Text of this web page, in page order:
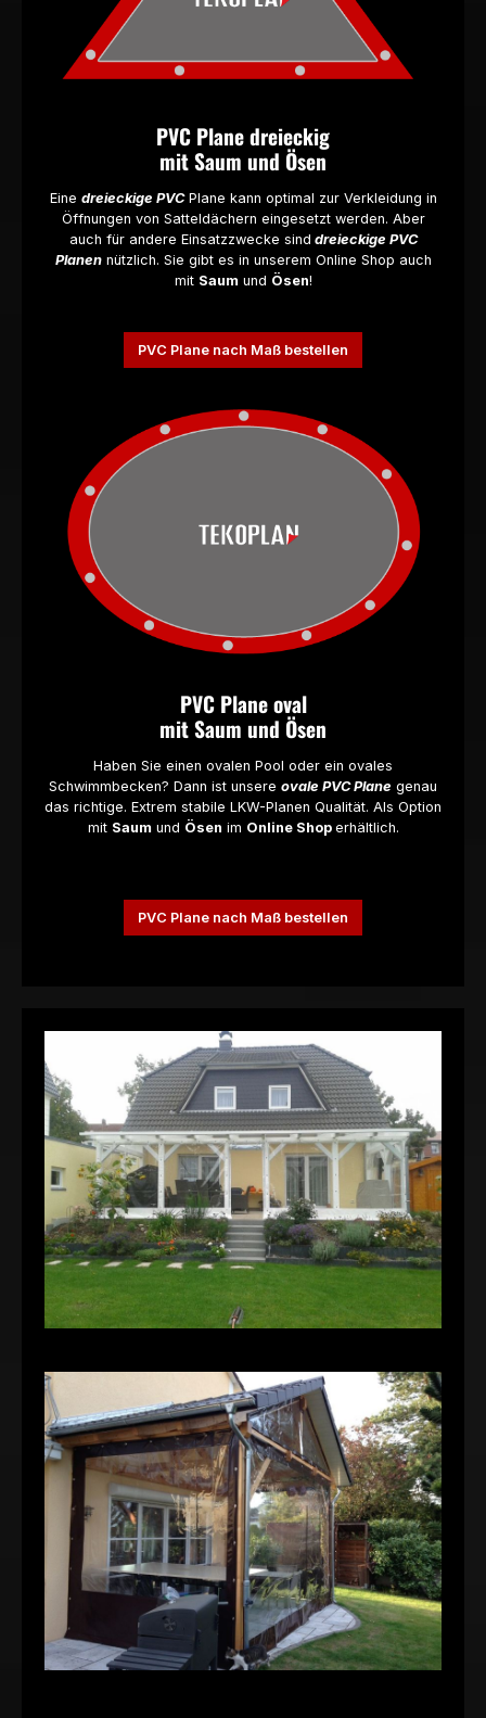
PVC Plane dreieckig
mit Saum und Ösen
Eine dreieckige PVCPlane kann optimal zur Verkleidung in
Öffnungen von Satteldächern eingesetzt werden. Aber
auch für andere Einsatzzwecke sind dreieckige PVC
Planennützlich. Sie gibt es in unserem Online Shop auch
mit Saumund Ösen!
PVC Plane nach Maß bestellen
PVC Plane oval
mit Saum und Ösen
Haben Sie einen ovalen Pool oder ein ovales
Schwimmbecken? Dann ist unsere ovale PVC Plane genau
das richtige. Extrem stabile LKW-Planen Qualität. Als Option
mit Saumund Ösen im Online Shop erhältlich.
PVC Plane nach Maß bestellen